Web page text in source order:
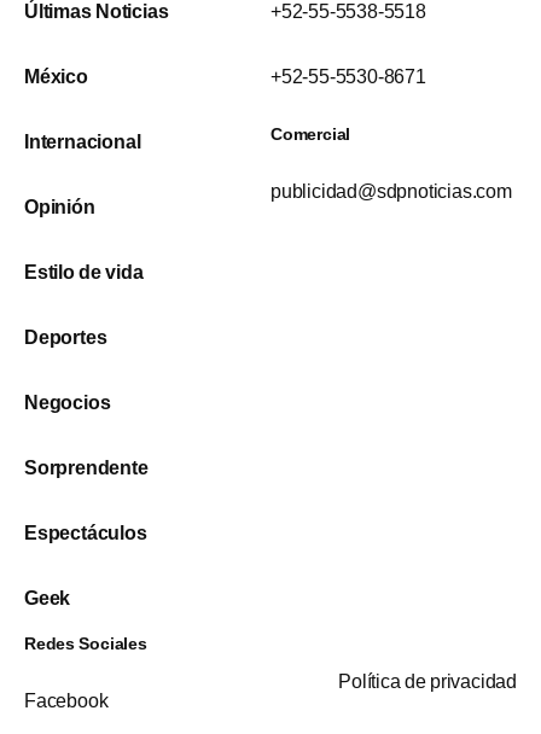
Últimas Noticias
México
Internacional
Opinión
Estilo de vida
Deportes
Negocios
Sorprendente
Espectáculos
Geek
+52-55-5538-5518
+52-55-5530-8671
Comercial
publicidad@sdpnoticias.com
Redes Sociales
Facebook
Política de privacidad